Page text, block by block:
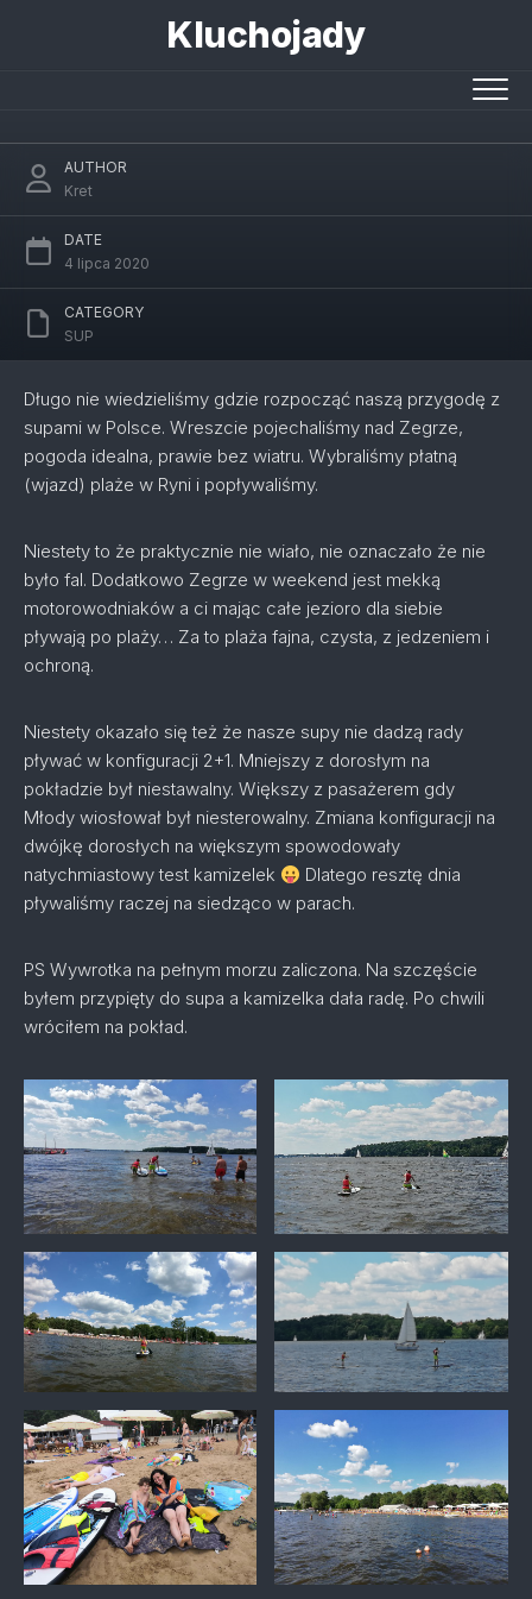
Kluchojady
AUTHOR
Kret
DATE
4 lipca 2020
CATEGORY
SUP
Długo nie wiedzieliśmy gdzie rozpocząć naszą przygodę z
supami w Polsce. Wreszcie pojechaliśmy nad Zegrze,
pogoda idealna, prawie bez wiatru. Wybraliśmy płatną
(wjazd) plaże w Ryni i popływaliśmy.
Niestety to że praktycznie nie wiało, nie oznaczało że nie
było fal. Dodatkowo Zegrze w weekend jest mekką
motorowodniaków a ci mając całe jezioro dla siebie
pływają po plaży… Za to plaża fajna, czysta, z jedzeniem i
ochroną.
Niestety okazało się też że nasze supy nie dadzą rady
pływać w konfiguracji 2+1. Mniejszy z dorosłym na
pokładzie był niestawalny. Większy z pasażerem gdy
Młody wiosłował był niesterowalny. Zmiana konfiguracji na
dwójkę dorosłych na większym spowodowały
natychmiastowy test kamizelek
Dlatego resztę dnia
pływaliśmy raczej na siedząco w parach.
PS Wywrotka na pełnym morzu zaliczona. Na szczęście
byłem przypięty do supa a kamizelka dała radę. Po chwili
wróciłem na pokład.